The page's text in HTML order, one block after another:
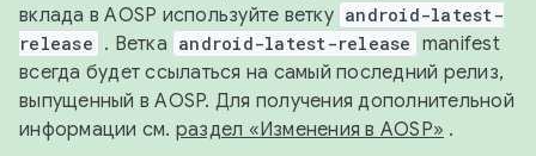
вклада в AOSP используйте ветку android-latest-
release . Ветка android-latest-release manifest
всегда будет ссылаться на самый последний релиз,
выпущенный в AOSP. Для получения дополнительной
информации см. раздел «Изменения в AOSP» .